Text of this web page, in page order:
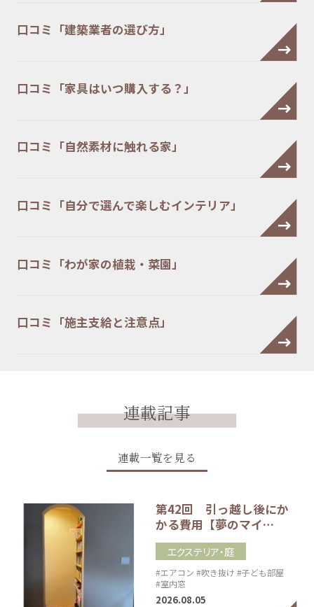
口コミ「建築業者の選び方」
口コミ「家具はいつ購入する？」
口コミ「自然素材に触れる家」
口コミ「自分で選んで楽しむインテリア」
口コミ「わが家の植栽・菜園」
口コミ「施主支給と注意点」
連載記事
連載一覧を見る
第42回 引っ越し後にか
かる費用【夢のマイ…
エクステリア・庭
#エアコン #吹き抜け #子ども部屋
#室内窓
2026.08.05